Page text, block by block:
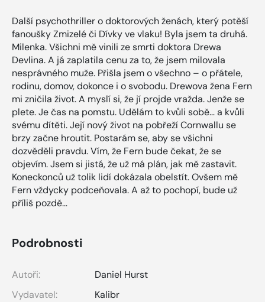
Další psychothriller o doktorových ženách, který potěší
fanoušky Zmizelé či Dívky ve vlaku! Byla jsem ta druhá.
Milenka. Všichni mě vinili ze smrti doktora Drewa
Devlina. A já zaplatila cenu za to, že jsem milovala
nesprávného muže. Přišla jsem o všechno – o přátele,
rodinu, domov, dokonce i o svobodu. Drewova žena Fern
mi zničila život. A myslí si, že jí projde vražda. Jenže se
plete. Je čas na pomstu. Udělám to kvůli sobě… a kvůli
svému dítěti. Její nový život na pobřeží Cornwallu se
brzy začne hroutit. Postarám se, aby se všichni
dozvěděli pravdu. Vím, že Fern bude čekat, že se
objevím. Jsem si jistá, že už má plán, jak mě zastavit.
Koneckonců už tolik lidí dokázala obelstít. Ovšem mě
Fern vždycky podceňovala. A až to pochopí, bude už
příliš pozdě…
Podrobnosti
Autoři:
Daniel Hurst
Vydavatel:
Kalibr